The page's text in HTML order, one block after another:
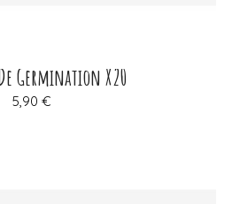
Germination X20
Prix
5,90 €